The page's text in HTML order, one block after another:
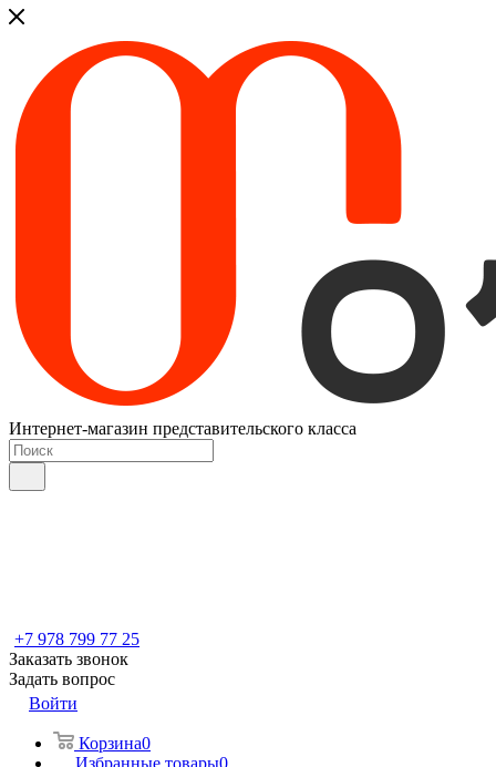
Интернет-магазин представительского класса
+7 978 799 77 25
Заказать звонок
Задать вопрос
Войти
Корзина0
Избранные товары0